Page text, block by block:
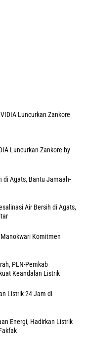
Luncurkan Zankore by
Air Bersih di Agats,
PLN-Pemkab
Keandalan Listrik
Energi, Hadirkan Listrik